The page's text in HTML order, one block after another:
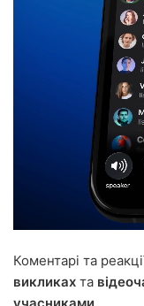
Коментарі та
викликах та
учасниками.